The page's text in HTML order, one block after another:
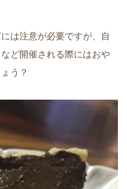
は注意が必要ですが、自
ど開催される際にはおや
う？